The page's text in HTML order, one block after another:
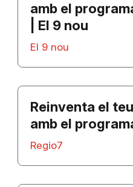
amb el
| El 9 nou
El 9 nou
Reinventa el
amb el
Regio7